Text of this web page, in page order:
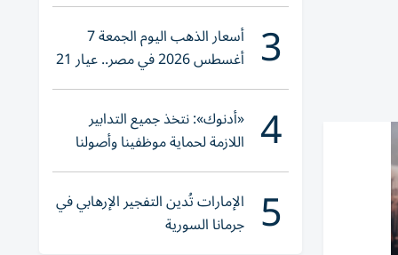
3 أسعار الذهب اليوم الجمعة 7
أغسطس 2026 في مصر.. عيار 21
يقترب من هذا الرقم
4 «أدنوك»: نتخذ جميع التدابير
اللازمة لحماية موظفينا وأصولنا
وعملياتنا
5 الإمارات تُدين التفجير الإرهابي في
جرمانا السورية